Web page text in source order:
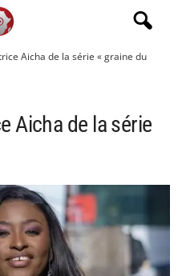
Aicha de la série « graine du
Aicha de la série